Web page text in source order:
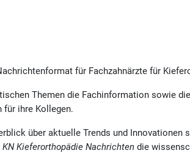
für Fachzahnärzte für
Themen die Fachinformation sowie
für ihre Kollegen.
über aktuelle Trends und
KN Kieferorthopädie Nachrichten die